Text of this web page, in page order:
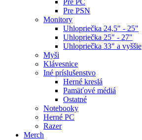
Pre PC
Pre PSN
Monitory
Uhlopriečka 24,5" - 25"
Uhlopriečka 25" - 27"
Uhlopriečka 33" a vyššie
Myši
Klávesnice
Iné príslušenstvo
Herné kreslá
Pamäťové médiá
Ostatné
Notebooky
Herné PC
Razer
Merch